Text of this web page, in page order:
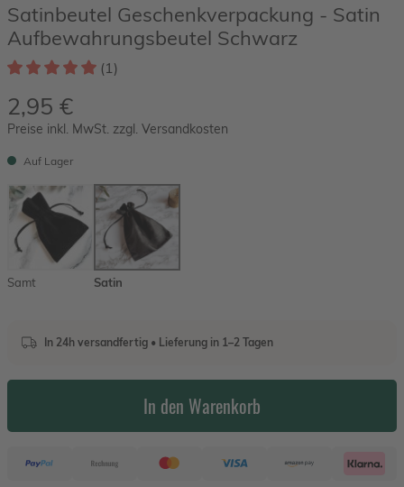
Satinbeutel Geschenkverpackung - Satin
Aufbewahrungsbeutel Schwarz
(1)
2,95 €
Preise inkl. MwSt. zzgl. Versandkosten
Auf Lager
Samt Satin
In 24h versandfertig • Lieferung in 1–2 Tagen
In den Warenkorb